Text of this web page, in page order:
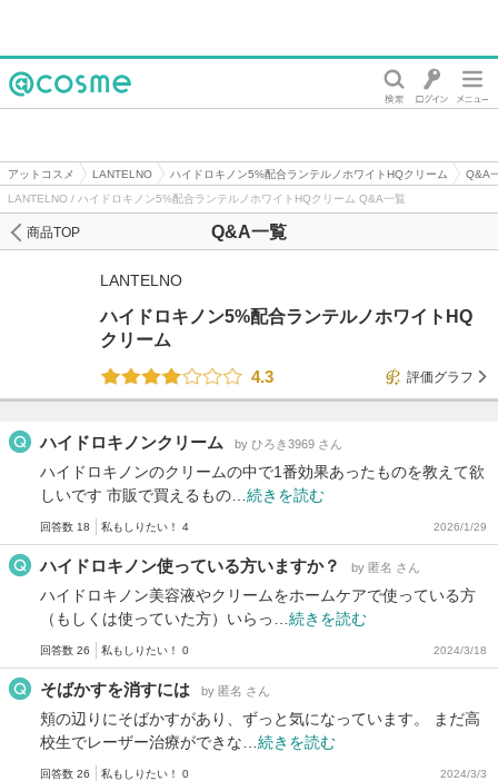
アットコスメ LANTELNO ハイドロキノン5%配合ランテルノホワイトHQクリーム
Q&A
LANTELNO / ハイドロキノン5%配合ランテルノホワイトHQクリーム Q&A一覧
Q&A一覧
商品TOP
LANTELNO
ハイドロキノン5%配合ランテルノホワイトHQ
クリーム
4.3
評価グラフ
ハイドロキノンクリーム by ひろき3969 さん
ハイドロキノンのクリームの中で1番効果あったものを教えて欲
しいです 市販で買えるもの… 続きを読む
回答数 18 私もしりたい！ 4 2026/1/29
ハイドロキノン使っている方いますか？ by 匿名 さん
ハイドロキノン美容液やクリームをホームケアで使っている方
（もしくは使っていた方）いらっ… 続きを読む
回答数 26 私もしりたい！ 0 2024/3/18
そばかすを消すには by 匿名 さん
頬の辺りにそばかすがあり、ずっと気になっています。 まだ高
校生でレーザー治療ができな… 続きを読む
回答数 26 私もしりたい！ 0 2024/3/3